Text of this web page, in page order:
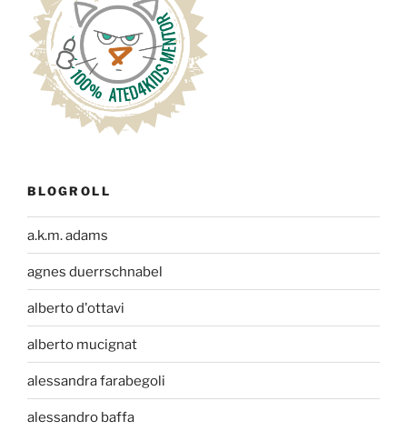
BLOGROLL
a.k.m. adams
agnes duerrschnabel
alberto d'ottavi
alberto mucignat
alessandra farabegoli
alessandro baffa